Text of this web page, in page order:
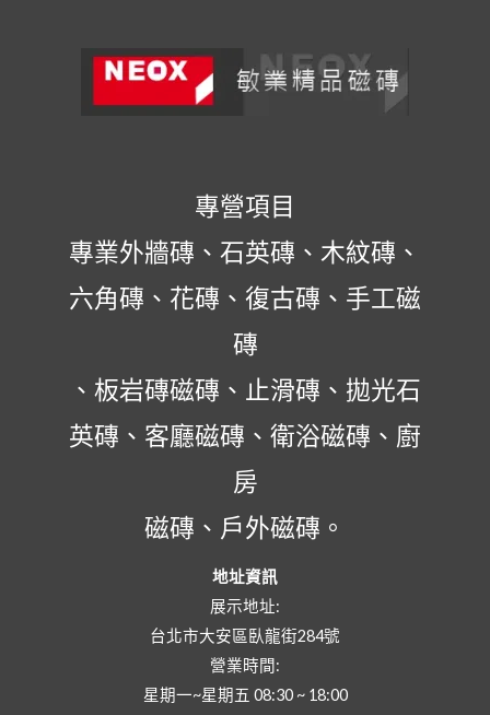
專營項目
專業外牆磚、石英磚、木紋磚、
六角磚、花磚、復古磚、手工磁
磚
、板岩磚磁磚、止滑磚、拋光石
英磚、客廳磁磚、衛浴磁磚、廚
房
磁磚、戶外磁磚。
地址資訊
展示地址:
台北市大安區臥龍街284號
營業時間:
星期一~星期五 08:30 ~ 18:00